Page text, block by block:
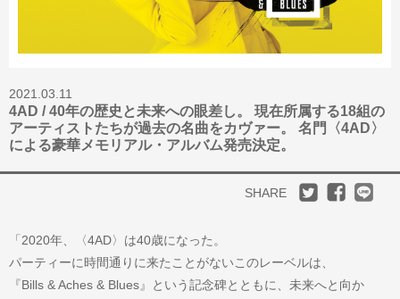
2021.03.11
4AD / 40年の歴史と未来への眼差し。 現在所属する18組の
アーティストたちが過去の名曲をカヴァー。 名門〈4AD〉
による豪華メモリアル・アルバム発売決定。
SHARE
「2020年、〈4AD〉は40歳になった。
パーティーに時間通りに来たことがないこのレーベルは、
『Bills & Aches & Blues』という記念碑とともに、未来へと向か